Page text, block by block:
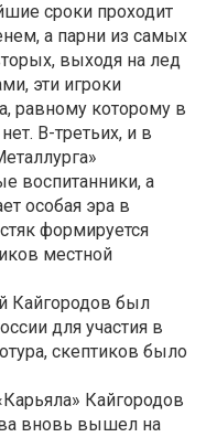
сроки проходит
а парни из самых
выходя на лед
эти игроки
равному которому в
В-третьих, и в
воспитанники, а
особая эра в
формируется
местной
Кайгородов был
для участия в
скептиков было
Кайгородов
вновь вышел на